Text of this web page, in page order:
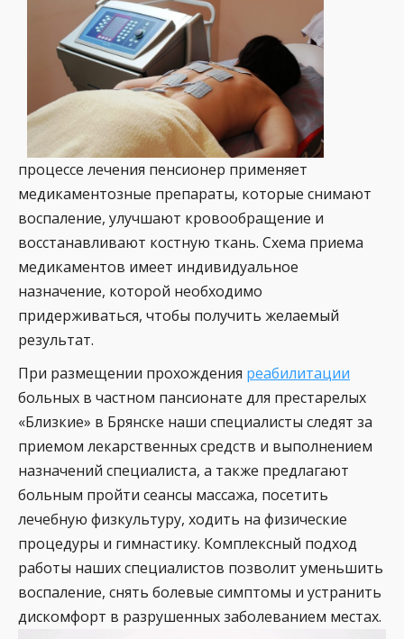
процессе лечения пенсионер применяет
медикаментозные препараты, которые снимают
воспаление, улучшают кровообращение и
восстанавливают костную ткань. Схема приема
медикаментов имеет индивидуальное
назначение, которой необходимо
придерживаться, чтобы получить желаемый
результат.
При размещении прохождения реабилитации
больных в частном пансионате для престарелых
«Близкие» в Брянске наши специалисты следят за
приемом лекарственных средств и выполнением
назначений специалиста, а также предлагают
больным пройти сеансы массажа, посетить
лечебную физкультуру, ходить на физические
процедуры и гимнастику. Комплексный подход
работы наших специалистов позволит уменьшить
воспаление, снять болевые симптомы и устранить
дискомфорт в разрушенных заболеванием местах.